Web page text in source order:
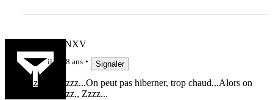
MARCFANXV
il y a 8 ans Signaler
Zzzzzz, Zzzzz...On peut pas hiberner, trop chaud...Alors on
sieste...Zzzzz,, Zzzz...